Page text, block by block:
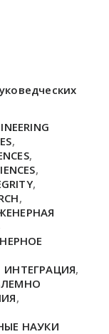
,
,
,
,
,
ИНТЕГРАЦИЯ,
,
НАУКИ